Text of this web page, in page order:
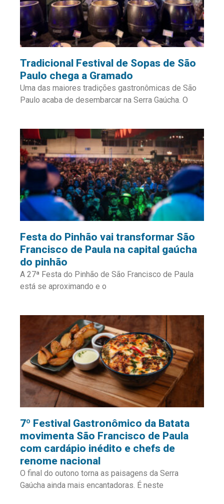
Tradicional Festival de Sopas de São
Paulo chega a Gramado
Uma das maiores tradições gastronômicas de São
Paulo acaba de desembarcar na Serra Gaúcha. O
Festa do Pinhão vai transformar São
Francisco de Paula na capital gaúcha
do pinhão
A 27ª Festa do Pinhão de São Francisco de Paula
está se aproximando e o
7º Festival Gastronômico da Batata
movimenta São Francisco de Paula
com cardápio inédito e chefs de
renome nacional
O final do outono torna as paisagens da Serra
Gaúcha ainda mais encantadoras. É neste